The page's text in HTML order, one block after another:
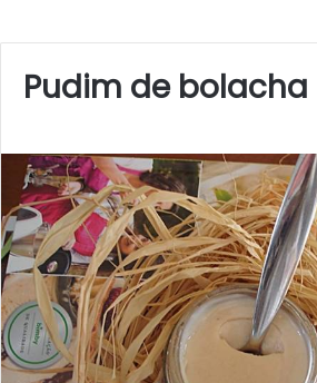
Pudim de bolacha